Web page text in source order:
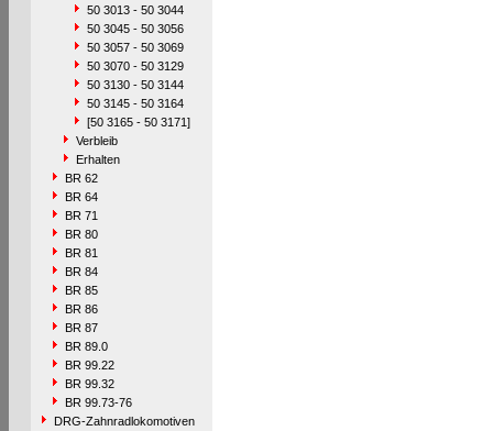
50 3013 - 50 3044
50 3045 - 50 3056
50 3057 - 50 3069
50 3070 - 50 3129
50 3130 - 50 3144
50 3145 - 50 3164
[50 3165 - 50 3171]
Verbleib
Erhalten
BR 62
BR 64
BR 71
BR 80
BR 81
BR 84
BR 85
BR 86
BR 87
BR 89.0
BR 99.22
BR 99.32
BR 99.73-76
DRG-Zahnradlokomotiven